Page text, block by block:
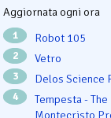
Aggiornata ogni ora
1 Robot 105
2 Vetro
3 Delos Science
4
Tempesta - The
Montecristo